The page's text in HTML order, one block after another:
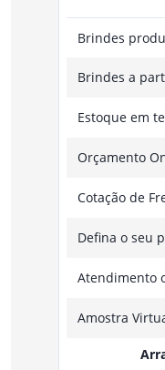
Brindes
Brindes a
Estoque em
Orçamento
Cotação de
Defina o seu
Atendimento
Amostra